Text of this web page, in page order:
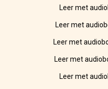
Leer met
Leer met
Leer met
Leer met
Leer met